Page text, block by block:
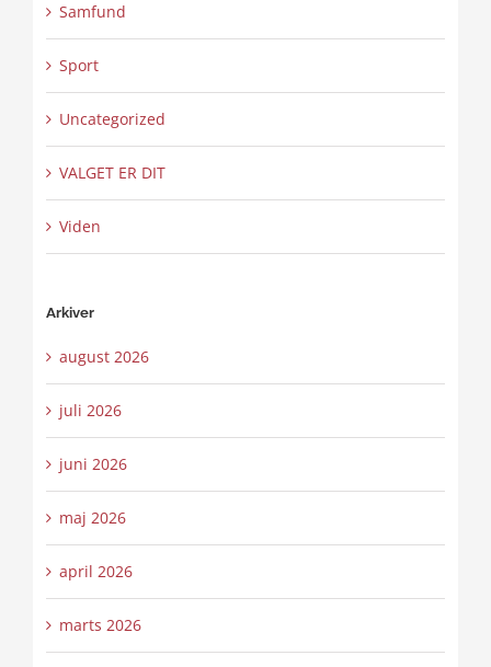
Samfund
Sport
Uncategorized
VALGET ER DIT
Viden
Arkiver
august 2026
juli 2026
juni 2026
maj 2026
april 2026
marts 2026